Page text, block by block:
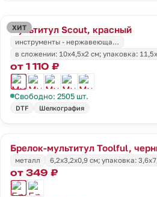
ХИТ
Мультитул Scout, красный
инструменты - нержавеюща…
в сложении: 10х4,5х2 см; упаковка:
от 1 110 ₽
Свободно: 2505 шт.
DTF Шелкография
Брелок-мультитул Toolful,
металл
6,2x3,2x0,9 см; упаковка:
от 349 ₽